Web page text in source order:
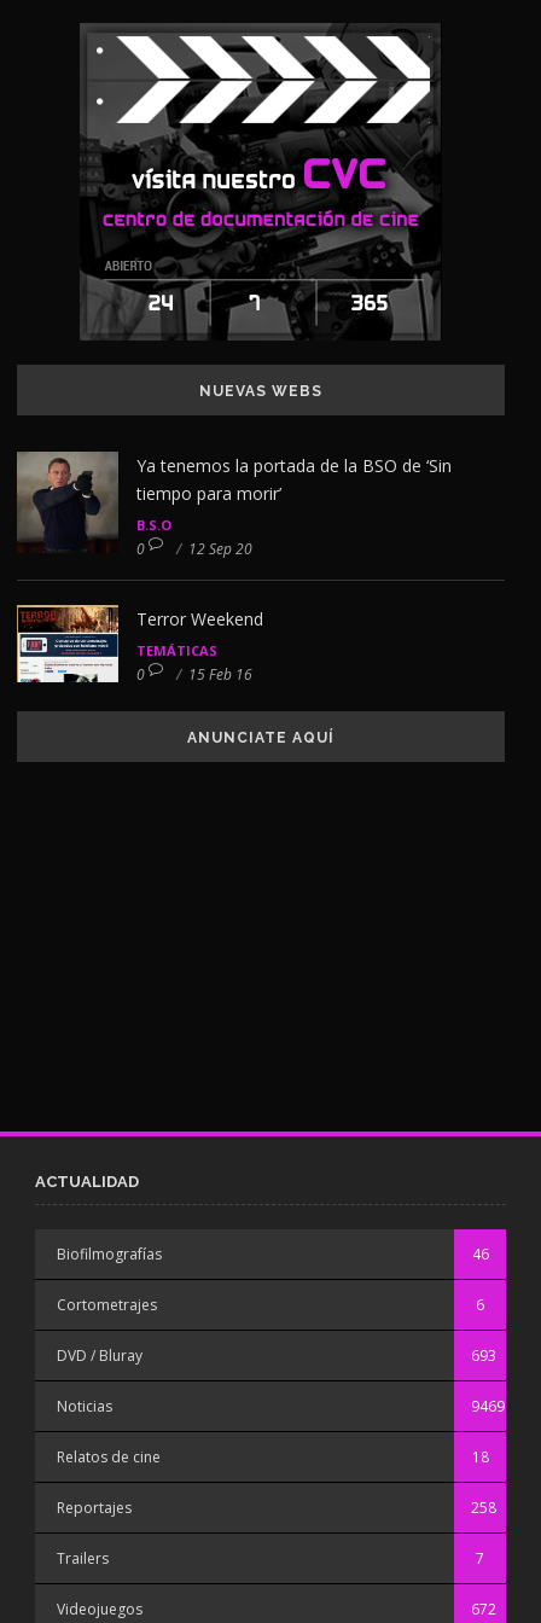
NUEVAS WEBS
Ya tenemos la portada de la BSO de ‘Sin
tiempo para morir’
B.S.O
0 / 12 Sep 20
Terror Weekend
TEMÁTICAS
0 / 15 Feb 16
ANUNCIATE AQUÍ
ACTUALIDAD
Biofilmografías 46
Cortometrajes 6
DVD / Bluray 693
Noticias 9469
Relatos de cine 18
Reportajes 258
Trailers 7
Videojuegos 672